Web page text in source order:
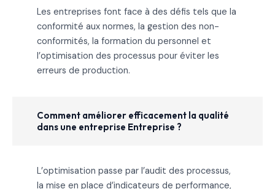
Les entreprises font face à des défis tels que la
conformité aux normes, la gestion des non-
conformités, la formation du personnel et
l’optimisation des processus pour éviter les
erreurs de production.
Comment améliorer efficacement la qualité
dans une entreprise Entreprise ?
L’optimisation passe par l’audit des processus,
la mise en place d’indicateurs de performance,